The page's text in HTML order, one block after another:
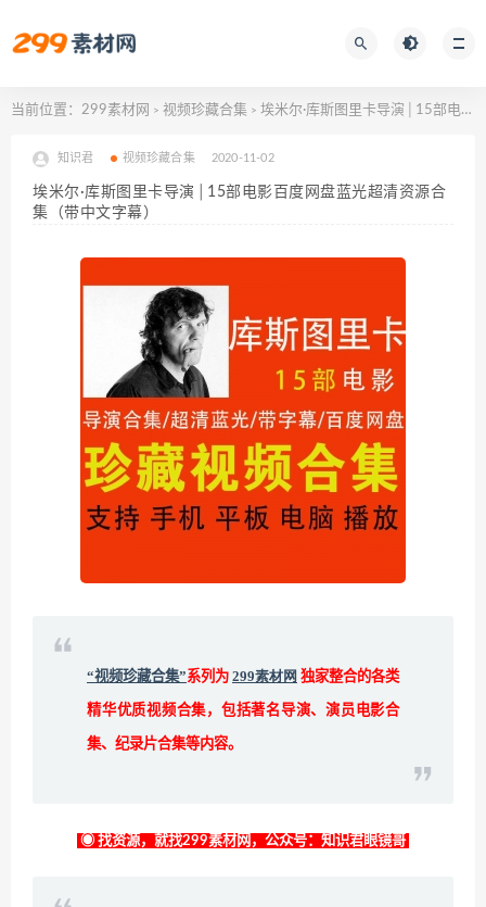
当前位置： 299素材网 > 视频珍藏合集 > 埃米尔·库斯图里卡导演│15部电影百度网盘蓝光超清资源合集（带中文字幕）
知识君 视频珍藏合集 2020-11-02
埃米尔·库斯图里卡导演│15部电影百度网盘蓝光超清资源合
集（带中文字幕）
“视频珍藏合集”系列为 299素材网 独家整合的各类
精华优质视频合集，包括著名导演、演员电影合
集、纪录片合集等内容。
◉ 找资源，就找299素材网，公众号：知识君眼镜哥